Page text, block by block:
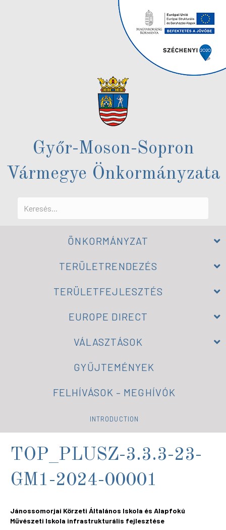
Győr-Moson-Sopron
Vármegye Önkormányzata
ÖNKORMÁNYZAT
TERÜLETRENDEZÉS
TERÜLETFEJLESZTÉS
EUROPE DIRECT
VÁLASZTÁSOK
GYŰJTEMÉNYEK
FELHÍVÁSOK – MEGHÍVÓK
INTRODUCTION
TOP_PLUSZ-3.3.3-23-
GM1-2024-00001
Jánossomorjai Körzeti Általános Iskola és Alapfokú
Művészeti Iskola infrastrukturális fejlesztése